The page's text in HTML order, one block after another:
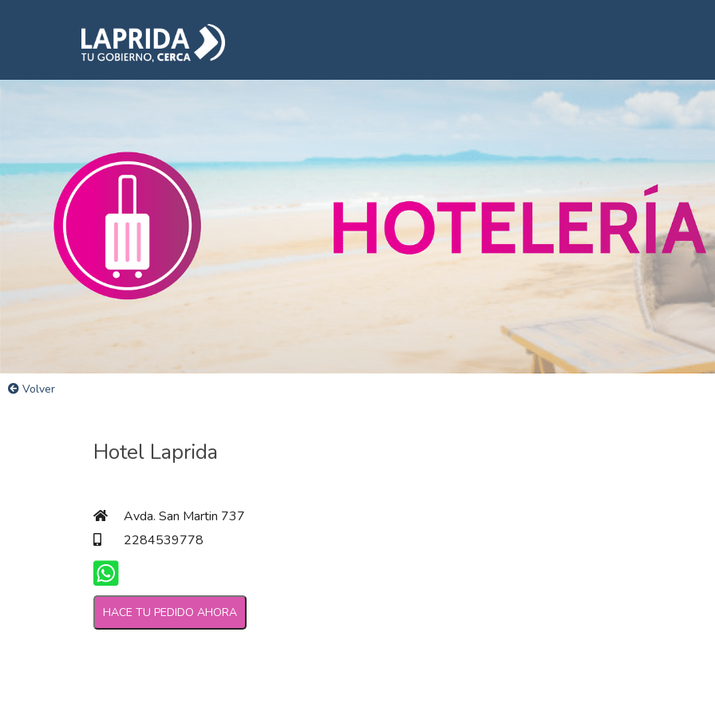
Volver
Hotel Laprida
Avda. San Martin 737
2284539778
HACE TU PEDIDO AHORA